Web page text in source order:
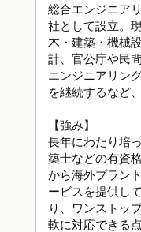
総合エンジニア
社として設立。
木・建築・機械
計、官公庁や民
エンジニアリン
を継続するなど
【強み】
長年にわたり培
築⼠などの有資
から海外プラン
ービスを提供し
り、ワンストッ
軟に対応できる